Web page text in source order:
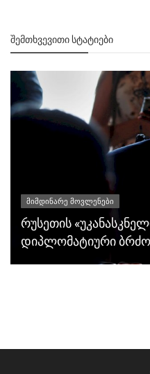
ᲨᲔᲛᲗᲮᲕᲔᲕᲘᲗᲘ ᲡᲢᲐᲢᲘᲔᲑᲘ
მიმდინარე მოვლენები
რუსეთის
დიპლომატიური